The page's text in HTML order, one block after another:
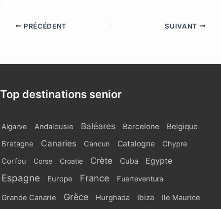
PRÉCÉDENT SUIVANT
Top destinations senior
Algarve Andalousie Baléares Barcelone Belgique
Bretagne Canaries Cancun Catalogne
Chypre
Corfou
Corse Croatie Crète Cuba Egypte
Espagne Europe France Fuerteventura
Grande Canarie Grèce Hurghada Ibiza Ile Maurice